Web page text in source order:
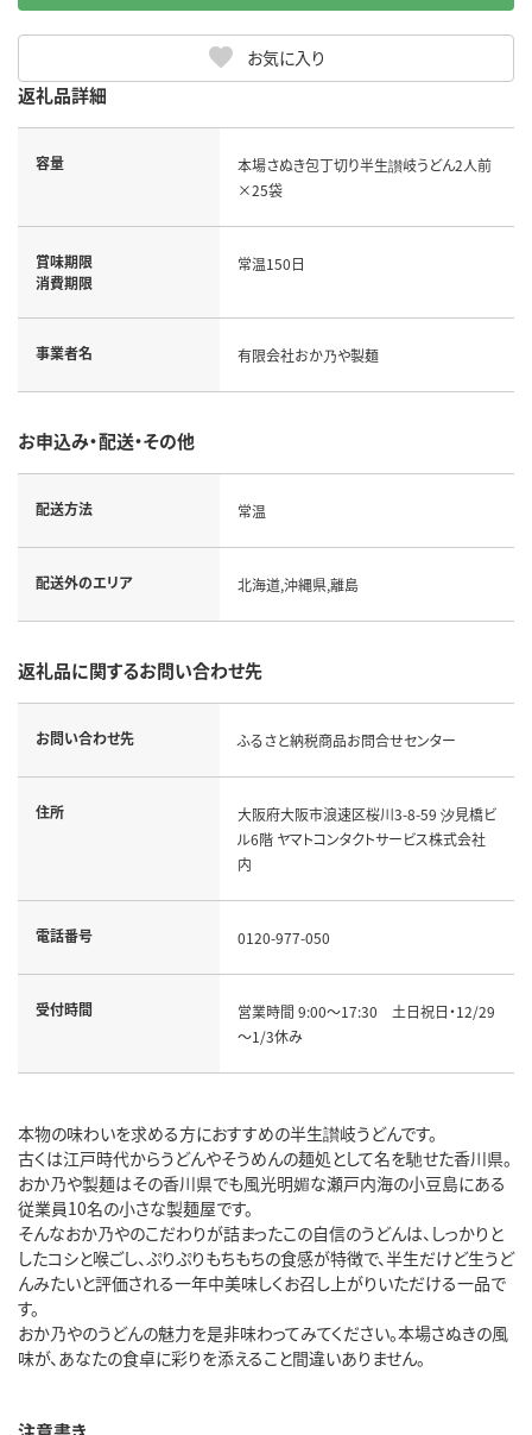
お気に入り
返礼品詳細
容量
本場さぬき包丁切り半生讃岐うどん2人前
×25袋
賞味期限
消費期限
常温150日
事業者名 有限会社おか乃や製麺
お申込み・配送・その他
配送方法 常温
配送外のエリア 北海道,沖縄県,離島
返礼品に関するお問い合わせ先
お問い合わせ先 ふるさと納税商品お問合せセンター
住所
大阪府大阪市浪速区桜川3-8-59 汐見橋ビ
ル6階 ヤマトコンタクトサービス株式会社
内
電話番号 0120-977-050
受付時間
営業時間 9:00～17:30 土日祝日・12/29
～1/3休み
本物の味わいを求める方におすすめの半生讃岐うどんです。
古くは江戸時代からうどんやそうめんの麺処として名を馳せた香川県。
おか乃や製麺はその香川県でも風光明媚な瀬戸内海の小豆島にある
従業員10名の小さな製麺屋です。
そんなおか乃やのこだわりが詰まったこの自信のうどんは、しっかりと
したコシと喉ごし、ぷりぷりもちもちの食感が特徴で、半生だけど生うど
んみたいと評価される一年中美味しくお召し上がりいただける一品で
す。
おか乃やのうどんの魅力を是非味わってみてください。本場さぬきの風
味が、あなたの食卓に彩りを添えること間違いありません。